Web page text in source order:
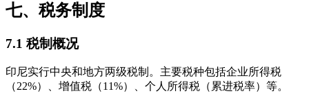
七、税务制度
7.1 税制概况
印尼实行中央和地方两级税制。主要税种包括企业所得税
（22%）、增值税（11%）、个人所得税（累进税率）等。